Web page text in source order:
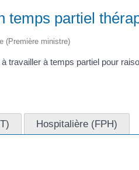
temps partiel
(Première ministre)
travailler à temps partiel pour
Hospitalière (FPH)